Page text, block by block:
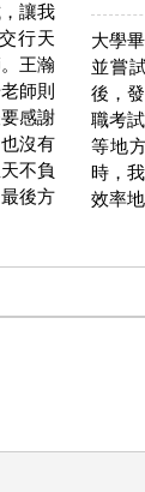
讓我
行天
王瀚
師則
感謝
沒有
不負
後方
大學
並嘗
後，
職考
等地
時，
效率